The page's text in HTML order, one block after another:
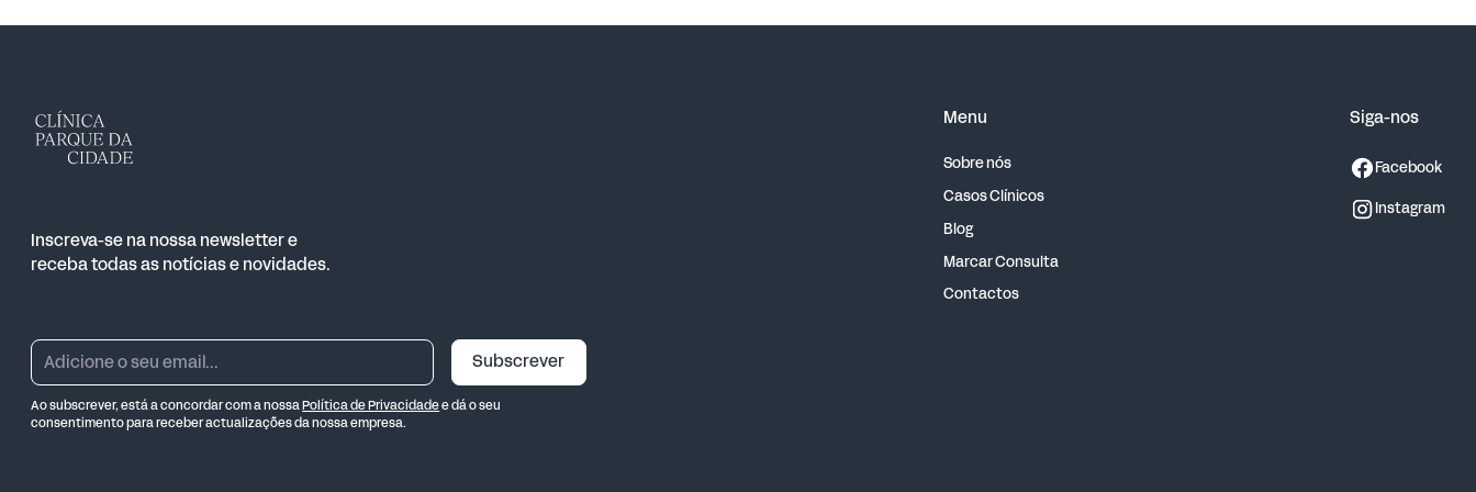
Inscreva-se na nossa newsletter e
receba todas as notícias e novidades.
Subscrever
Ao subscrever, está a concordar com a nossa Política de Privacidadee dá o seu
consentimento para receber actualizações da nossa empresa.
Menu
Sobre nós
Casos Clínicos
Blog
Marcar Consulta
Contactos
Siga-nos
Facebook
Instagram